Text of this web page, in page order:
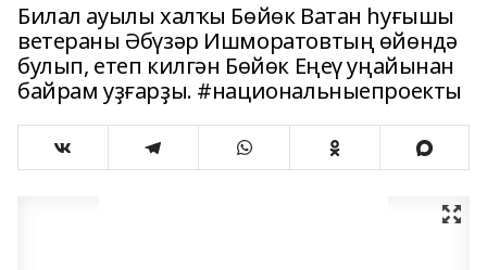
Билал ауылы халҡы Бөйөк Ватан һуғышы
ветераны Әбүзәр Ишморатовтың өйөндә
булып, етеп килгән Бөйөк Еңеү уңайынан
байрам уҙғарҙы. #национальныепроекты